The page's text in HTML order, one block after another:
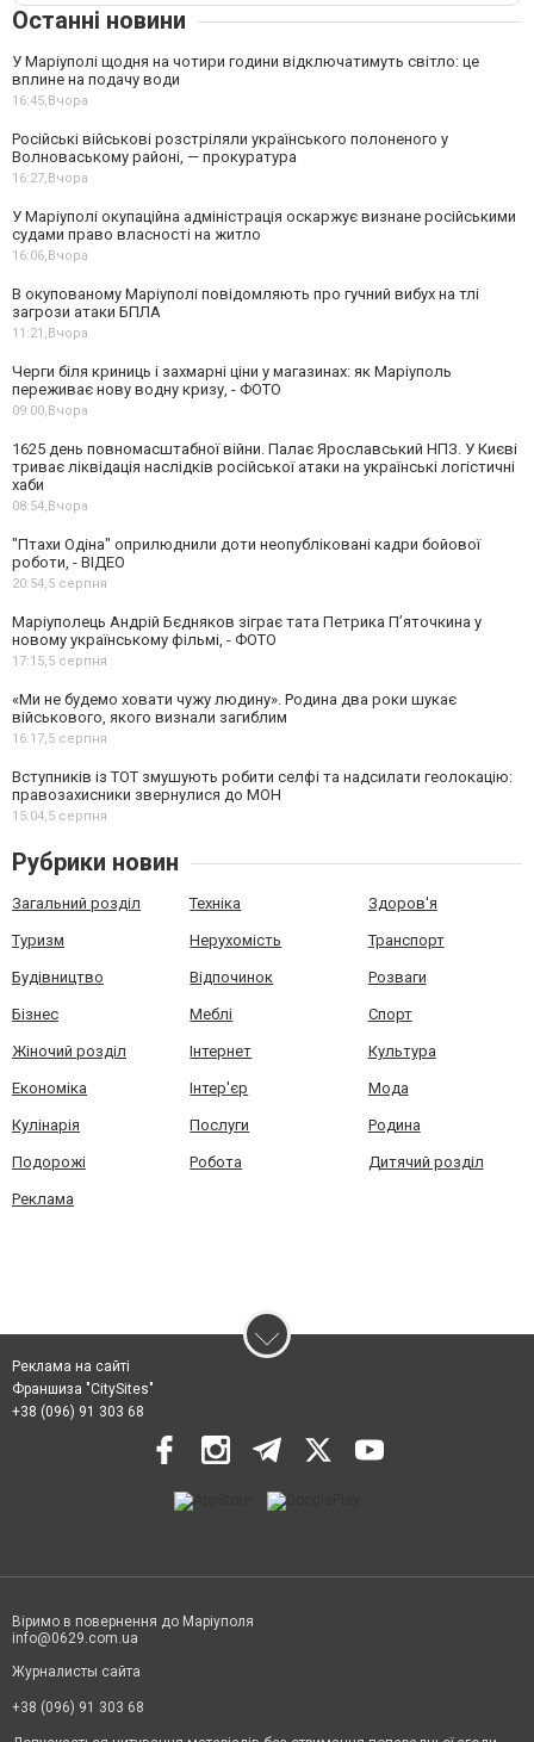
Останні новини
У Маріуполі щодня на чотири години відключатимуть світло: це
вплине на подачу води
16:45,Вчора
Російські військові розстріляли українського полоненого у
Волноваському районі, — прокуратура
16:27,Вчора
У Маріуполі окупаційна адміністрація оскаржує визнане російськими
судами право власності на житло
16:06,Вчора
В окупованому Маріуполі повідомляють про гучний вибух на тлі
загрози атаки БПЛА
11:21,Вчора
Черги біля криниць і захмарні ціни у магазинах: як Маріуполь
переживає нову водну кризу, - ФОТО
09:00,Вчора
1625 день повномасштабної війни. Палає Ярославський НПЗ. У Києві
триває ліквідація наслідків російської атаки на українські логістичні
хаби
08:54,Вчора
"Птахи Одіна" оприлюднили доти неопубліковані кадри бойової
роботи, - ВІДЕО
20:54,5 серпня
Маріуполець Андрій Бєдняков зіграє тата Петрика П’яточкина у
новому українському фільмі, - ФОТО
17:15,5 серпня
«Ми не будемо ховати чужу людину». Родина два роки шукає
військового, якого визнали загиблим
16:17,5 серпня
Вступників із ТОТ змушують робити селфі та надсилати геолокацію:
правозахисники звернулися до МОН
15:04,5 серпня
Рубрики новин
Загальний розділ Техніка Здоров'я
Туризм Нерухомість Транспорт
Будівництво Відпочинок Розваги
Бізнес Меблі Спорт
Жіночий розділ Інтернет Культура
Економіка Інтер'єр Мода
Кулінарія Послуги Родина
Подорожі Робота Дитячий розділ
Реклама
Реклама на сайті
Франшиза "CitySites"
+38 (096) 91 303 68
Віримо в повернення до Маріуполя
info@0629.com.ua
Журналисты сайта
+38 (096) 91 303 68